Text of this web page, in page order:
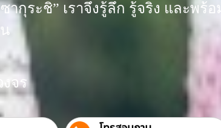
กุระชิ” เราจึงรู้ลึก รู้จริง และพร้
จร